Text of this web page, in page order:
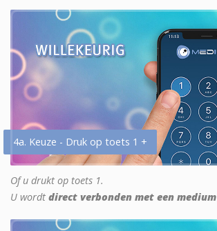
4a. Keuze - Druk op toets 1 +
Of u drukt op toets 1.
U wordt direct verbonden met een medium